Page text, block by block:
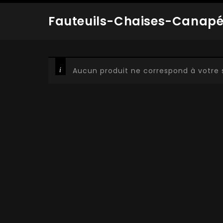
Fauteuils-Chaises-
Aucun produit ne correspond à votre